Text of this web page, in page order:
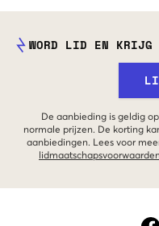
WORD LID EN KRIJG
De aanbieding is geldig
normale prijzen. De korting
aanbiedingen. Lees voor